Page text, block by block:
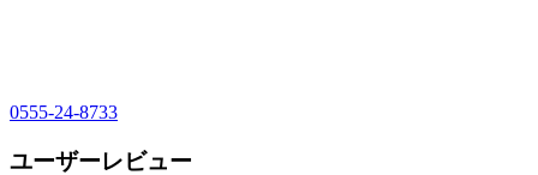
0555-24-8733
ユーザーレビュー